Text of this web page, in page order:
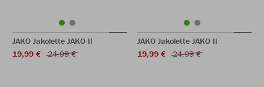
JAKO Jakolette JAKO II
19,99 €
24,99 €
JAKO Jakolette JAKO II
19,99 €
24,99 €